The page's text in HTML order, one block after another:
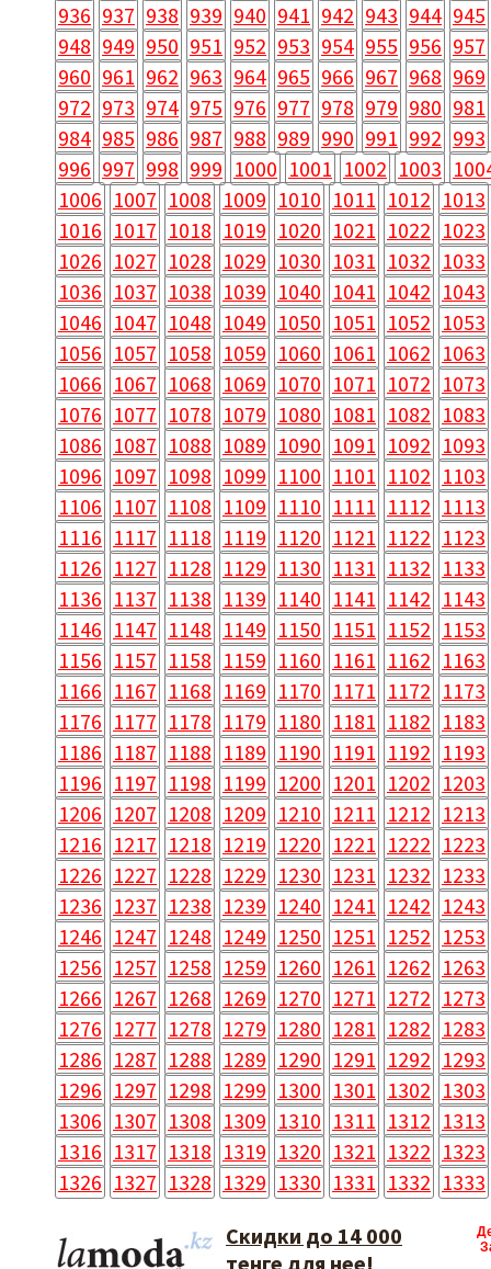
936 937 938 939 940 941 942 943 944 945
948 949 950 951 952 953 954 955 956 957
960 961 962 963 964 965 966 967 968 969
972 973 974 975 976 977 978 979 980 981
984 985 986 987 988 989 990 991 992 993
996 997 998 999 1000 1001 1002 1003
1006 1007 1008 1009 1010 1011 1012 1013
1016 1017 1018 1019 1020 1021 1022 1023
1026 1027 1028 1029 1030 1031 1032 1033
1036 1037 1038 1039 1040 1041 1042 1043
1046 1047 1048 1049 1050 1051 1052 1053
1056 1057 1058 1059 1060 1061 1062 1063
1066 1067 1068 1069 1070 1071 1072 1073
1076 1077 1078 1079 1080 1081 1082 1083
1086 1087 1088 1089 1090 1091 1092 1093
1096 1097 1098 1099 1100 1101 1102 1103
1106 1107 1108 1109 1110 1111 1112 1113
1116 1117 1118 1119 1120 1121 1122 1123
1126 1127 1128 1129 1130 1131 1132 1133
1136 1137 1138 1139 1140 1141 1142 1143
1146 1147 1148 1149 1150 1151 1152 1153
1156 1157 1158 1159 1160 1161 1162 1163
1166 1167 1168 1169 1170 1171 1172 1173
1176 1177 1178 1179 1180 1181 1182 1183
1186 1187 1188 1189 1190 1191 1192 1193
1196 1197 1198 1199 1200 1201 1202 1203
1206 1207 1208 1209 1210 1211 1212 1213
1216 1217 1218 1219 1220 1221 1222 1223
1226 1227 1228 1229 1230 1231 1232 1233
1236 1237 1238 1239 1240 1241 1242 1243
1246 1247 1248 1249 1250 1251 1252 1253
1256 1257 1258 1259 1260 1261 1262 1263
1266 1267 1268 1269 1270 1271 1272 1273
1276 1277 1278 1279 1280 1281 1282 1283
1286 1287 1288 1289 1290 1291 1292 1293
1296 1297 1298 1299 1300 1301 1302 1303
1306 1307 1308 1309 1310 1311 1312 1313
1316 1317 1318 1319 1320 1321 1322 1323
1326 1327 1328 1329 1330 1331 1332 1333
Скидки до 14 000
тенге для нее!